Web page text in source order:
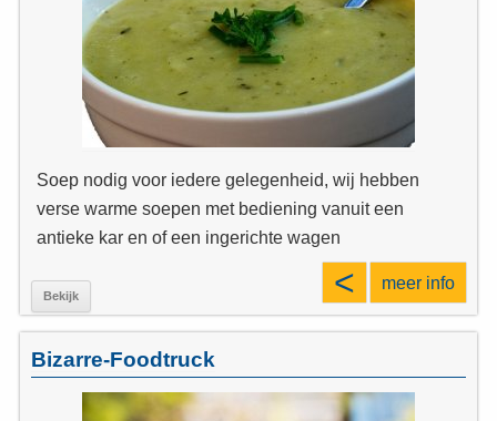
Soep nodig voor iedere gelegenheid, wij hebben
verse warme soepen met bediening vanuit een
antieke kar en of een ingerichte wagen
Bekijk < meer info
Bizarre-Foodtruck